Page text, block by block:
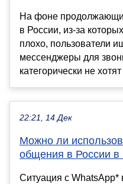
На фоне
в России, из-за
плохо, пользователи
мессенджеры для
категорически не
22:21, 14 Дек
Можно ли
общения в России в
Ситуация с WhatsApp*